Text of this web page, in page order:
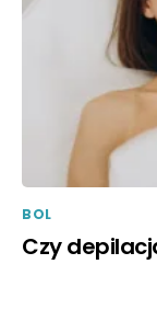
BOL
Czy